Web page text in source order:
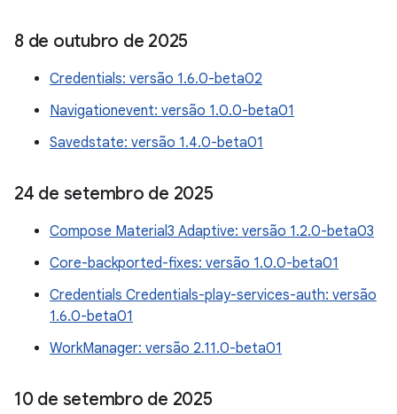
8 de outubro de 2025
Credentials: versão 1.6.0-beta02
Navigationevent: versão 1.0.0-beta01
Savedstate: versão 1.4.0-beta01
24 de setembro de 2025
Compose Material3 Adaptive: versão 1.2.0-beta03
Core-backported-fixes: versão 1.0.0-beta01
Credentials Credentials-play-services-auth: versão
1.6.0-beta01
WorkManager: versão 2.11.0-beta01
10 de setembro de 2025